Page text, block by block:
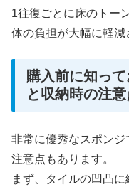
1往復ごとに床のトー
体の負担が大幅に軽減
購入前に知っ
と収納時の注意
非常に優秀なスポン
注意点もあります。
まず、タイルの凹凸